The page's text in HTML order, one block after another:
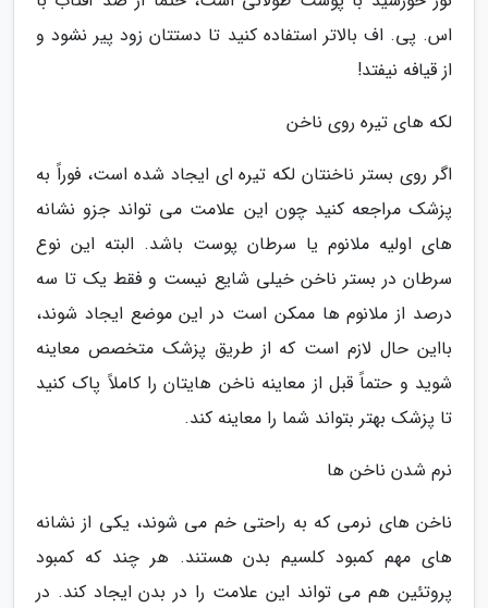
اس. پی. اف بالاتر استفاده کنید تا دستتان زود پیر نشود و
از قیافه نیفتد!
لکه های تیره روی ناخن
اگر روی بستر ناخنتان لکه تیره ای ایجاد شده است، فوراً به
پزشک مراجعه کنید چون این علامت می تواند جزو نشانه
های اولیه ملانوم یا سرطان پوست باشد. البته این نوع
سرطان در بستر ناخن خیلی شایع نیست و فقط یک تا سه
درصد از ملانوم ها ممکن است در این موضع ایجاد شوند،
بااین حال لازم است که از طریق پزشک متخصص معاینه
شوید و حتماً قبل از معاینه ناخن هایتان را کاملاً پاک کنید
تا پزشک بهتر بتواند شما را معاینه کند.
نرم شدن ناخن ها
ناخن های نرمی که به راحتی خم می شوند، یکی از نشانه
های مهم کمبود کلسیم بدن هستند. هر چند که کمبود
پروتئین هم می تواند این علامت را در بدن ایجاد کند. در